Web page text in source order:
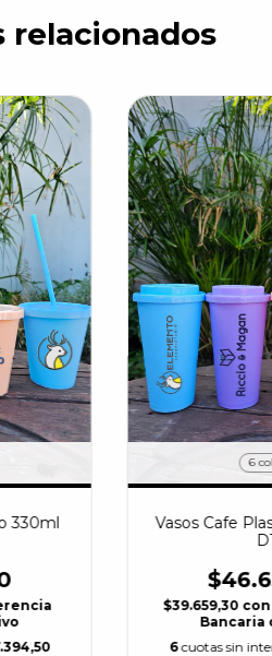
relacionados
330ml
6
Vasos Cafe
$39.659,30 con
Bancaria
6 cuotas sin